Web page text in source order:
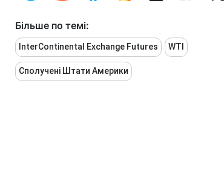
Більше по темі:
InterContinental Exchange Futures WTI
Сполучені Штати Америки